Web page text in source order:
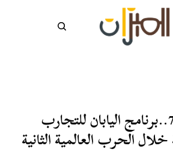
داخل الوحدة 731..برنامج اليابان للتجارب
الحرب العالمية الثانية